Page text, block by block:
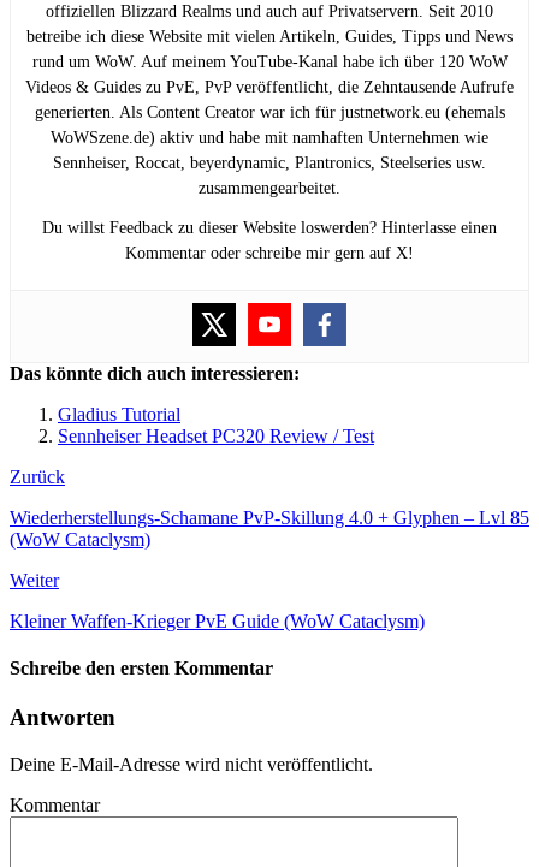
offiziellen Blizzard Realms und auch auf Privatservern. Seit 2010
betreibe ich diese Website mit vielen Artikeln, Guides, Tipps und News
rund um WoW. Auf meinem YouTube-Kanal habe ich über 120 WoW
Videos & Guides zu PvE, PvP veröffentlicht, die Zehntausende Aufrufe
generierten. Als Content Creator war ich für justnetwork.eu (ehemals
WoWSzene.de) aktiv und habe mit namhaften Unternehmen wie
Sennheiser, Roccat, beyerdynamic, Plantronics, Steelseries usw.
zusammengearbeitet.
Du willst Feedback zu dieser Website loswerden? Hinterlasse einen
Kommentar oder schreibe mir gern auf X!
Das könnte dich auch interessieren:
Gladius Tutorial
Sennheiser Headset PC320 Review / Test
Zurück
Wiederherstellungs-Schamane PvP-Skillung 4.0 + Glyphen – Lvl 85
(WoW Cataclysm)
Weiter
Kleiner Waffen-Krieger PvE Guide (WoW Cataclysm)
Schreibe den ersten Kommentar
Antworten
Deine E-Mail-Adresse wird nicht veröffentlicht.
Kommentar